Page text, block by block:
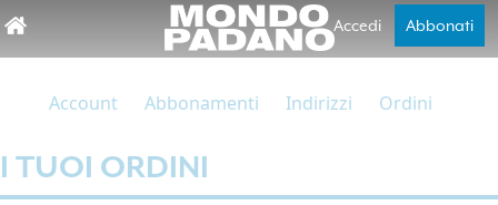
Account Abbonamenti Indirizzi Ordini
Accedi Abbonati
I TUOI ORDINI